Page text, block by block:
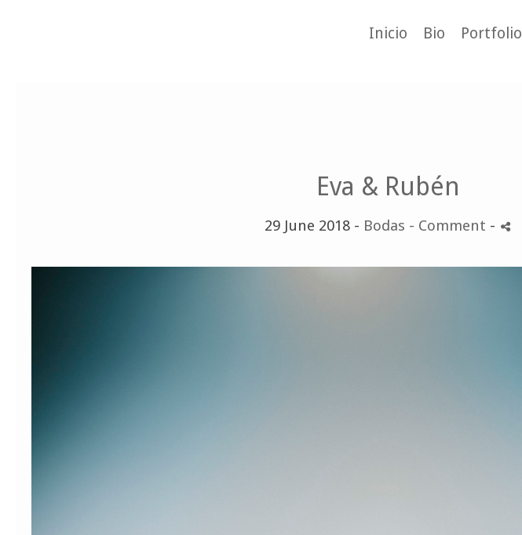
Inicio Bio Portfolio
Eva & Rubén
29 June 2018 - Bodas - Comment -